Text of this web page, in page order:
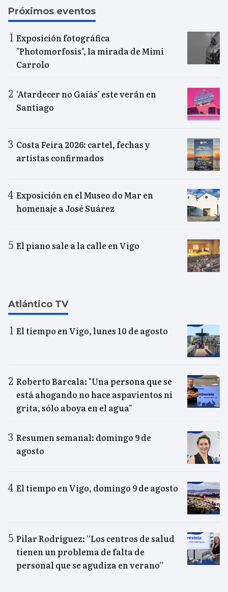
Próximos eventos
Exposición fotográfica
"Photomorfosis", la mirada de Mimi
Carrolo
‘Atardecer no Gaiás’ este verán en
Santiago
Costa Feira 2026: cartel, fechas y
artistas confirmados
Exposición en el Museo do Mar en
homenaje a José Suárez
El piano sale a la calle en Vigo
Atlántico TV
El tiempo en Vigo, lunes 10 de agosto
Roberto Barcala: "Una persona que se
está ahogando no hace aspavientos ni
grita, sólo aboya en el agua"
Resumen semanal: domingo 9 de
agosto
El tiempo en Vigo, domingo 9 de agosto
Pilar Rodríguez: “Los centros de salud
tienen un problema de falta de
personal que se agudiza en verano”